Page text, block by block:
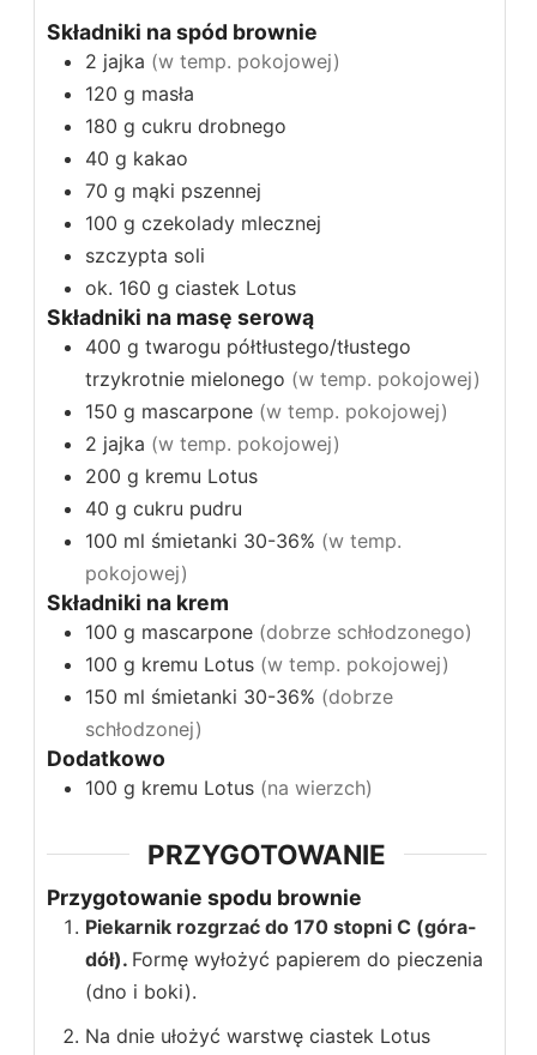
Składniki na spód brownie
2 jajka (w temp. pokojowej)
120 g masła
180 g cukru drobnego
40 g kakao
70 g mąki pszennej
100 g czekolady mlecznej
szczypta soli
ok. 160 g ciastek Lotus
Składniki na masę serową
400 g twarogu półtłustego/tłustego
trzykrotnie mielonego (w temp. pokojowej)
150 g mascarpone (w temp. pokojowej)
2 jajka (w temp. pokojowej)
200 g kremu Lotus
40 g cukru pudru
100 ml śmietanki 30-36% (w temp.
pokojowej)
Składniki na krem
100 g mascarpone (dobrze schłodzonego)
100 g kremu Lotus (w temp. pokojowej)
150 ml śmietanki 30-36% (dobrze
schłodzonej)
Dodatkowo
100 g kremu Lotus (na wierzch)
PRZYGOTOWANIE
Przygotowanie spodu brownie
Piekarnik rozgrzać do 170 stopni C (góra-
dół). Formę wyłożyć papierem do pieczenia
(dno i boki).
Na dnie ułożyć warstwę ciastek Lotus